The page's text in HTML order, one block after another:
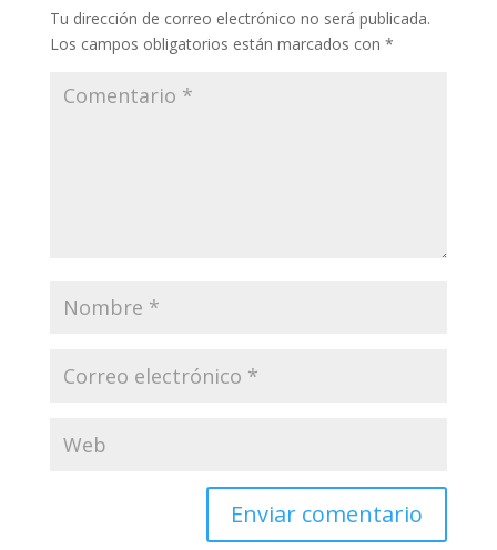
Tu dirección de correo electrónico no será publicada.
Los campos obligatorios están marcados con *